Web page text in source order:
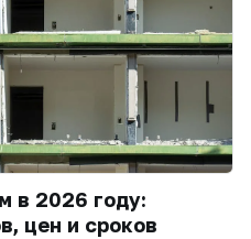
в 2026 году:
цен и сроков